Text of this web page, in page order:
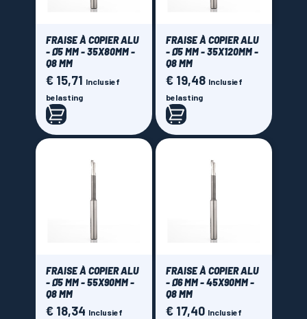
FRAISE À COPIER ALU
- Ø5 MM - 35X80MM -
Q8 MM
Prijs
€ 15,71 Inclusief
belasting
FRAISE À COPIER ALU
- Ø5 MM - 35X120MM -
Q8 MM
Prijs
€ 19,48 Inclusief
belasting
FRAISE À COPIER ALU
- Ø5 MM - 55X90MM -
Q8 MM
Prijs
€ 18,34 Inclusief
FRAISE À COPIER ALU
- Ø6 MM - 45X90MM -
Q8 MM
Prijs
€ 17,40 Inclusief